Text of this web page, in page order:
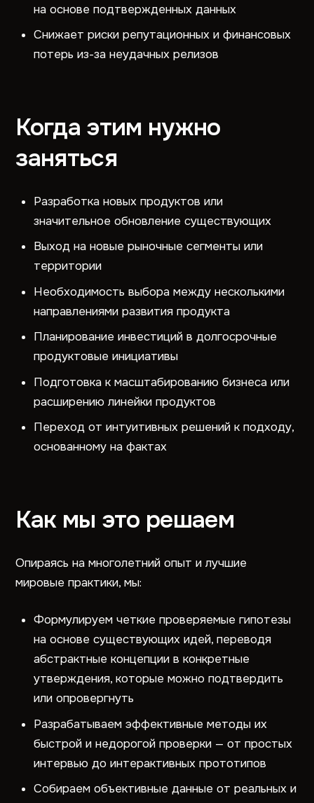
на основе подтвержденных данных
Снижает риски репутационных и финансовых
потерь из-за неудачных релизов
Когда этим нужно
заняться
Разработка новых продуктов или
значительное обновление существующих
Выход на новые рыночные сегменты или
территории
Необходимость выбора между несколькими
направлениями развития продукта
Планирование инвестиций в долгосрочные
продуктовые инициативы
Подготовка к масштабированию бизнеса или
расширению линейки продуктов
Переход от интуитивных решений к подходу,
основанному на фактах
Как мы это решаем
Опираясь на многолетний опыт и лучшие
мировые практики, мы:
Формулируем четкие проверяемые гипотезы
на основе существующих идей, переводя
абстрактные концепции в конкретные
утверждения, которые можно подтвердить
или опровергнуть
Разрабатываем эффективные методы их
быстрой и недорогой проверки — от простых
интервью до интерактивных прототипов
Собираем объективные данные от реальных и